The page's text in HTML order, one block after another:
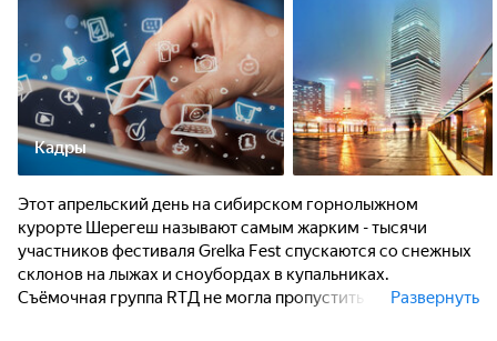
Кадры
Этот апрельский день на сибирском горнолыжном
курорте Шерегеш называют самым жарким - тысячи
участников фестиваля Grelka Fest спускаются со снежных
склонов на лыжах и сноубордах в купальниках.
Съёмочная группа RTД не могла пропустить такоеРазвернуть